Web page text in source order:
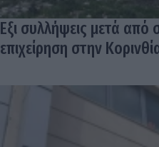
Εξι συλλήψεις μετά από
επιχείρηση στην